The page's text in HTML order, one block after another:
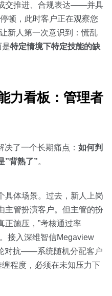
交推进、合规表达——并具
顿，此时客户正在观察您
新人第一次意识到：慌乱
是特定情境下特定技能的缺
力看板：管理者
了一个长期痛点： 如何判
”背熟了”。
具体场景。过去，新人上岗
主管扮演客户。但主管的扮
正施压，”考核通过率
接入深维智信Megaview
对抗——系统随机分配客户
缠程度，必须在未知压力下